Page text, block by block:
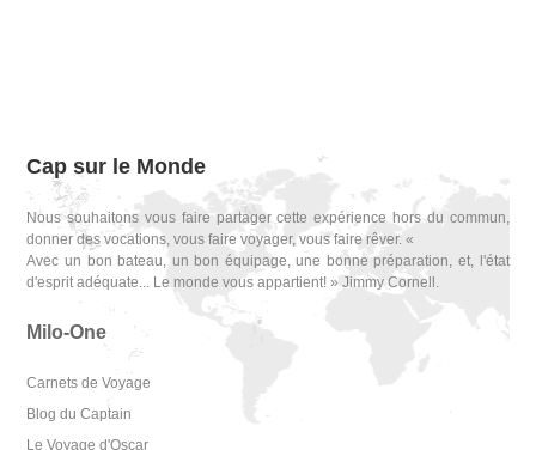
Cap sur le Monde
Nous souhaitons vous faire partager cette expérience hors du commun,
donner des vocations, vous faire voyager, vous faire rêver. «
Avec un bon bateau, un bon équipage, une bonne préparation, et, l'état
d'esprit adéquate... Le monde vous appartient! » Jimmy Cornell.
Milo-One
Carnets de Voyage
Blog du Captain
Le Voyage d'Oscar